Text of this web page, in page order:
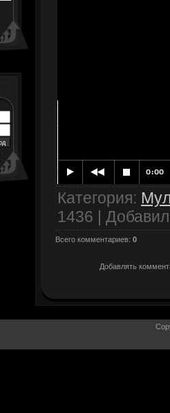
Категория:
1436 | Добавил
Всего комментариев: 0
Добавлять